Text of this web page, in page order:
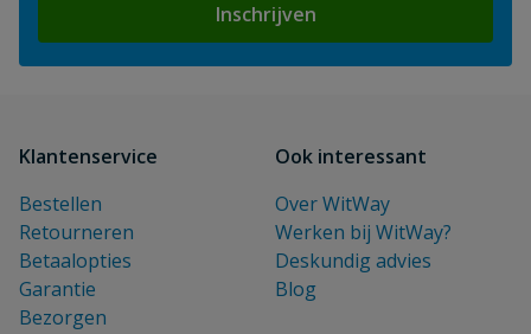
Inschrijven
Klantenservice
Bestellen
Retourneren
Betaalopties
Garantie
Bezorgen
Ook interessant
Over WitWay
Werken bij WitWay?
Deskundig advies
Blog